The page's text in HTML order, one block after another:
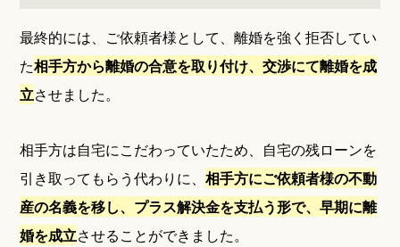
最終的には、ご依頼者様として、離婚を強く拒否してい
た相手方から離婚の合意を取り付け、交渉にて離婚を成
立させました。
相手方は自宅にこだわっていたため、自宅の残ローンを
引き取ってもらう代わりに、相手方にご依頼者様の不動
産の名義を移し、プラス解決金を支払う形で、早期に離
婚を成立させることができました。